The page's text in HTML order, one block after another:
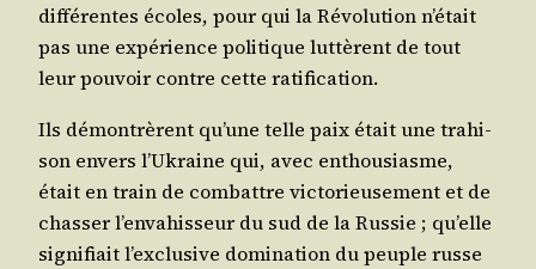
dif­fé­rentes écoles, pour qui la Révo­lu­tion n’était
pas une expé­rience poli­tique lut­tèrent de tout
leur pou­voir contre cette ratification.
Ils démon­trèrent qu’une telle paix était une tra­hi­
son envers l’Ukraine qui, avec enthou­siasme,
était en train de com­battre vic­to­rieu­se­ment et de
chas­ser l’envahisseur du sud de la Rus­sie ; qu’elle
signi­fiait l’exclusive domi­na­tion du peuple russe